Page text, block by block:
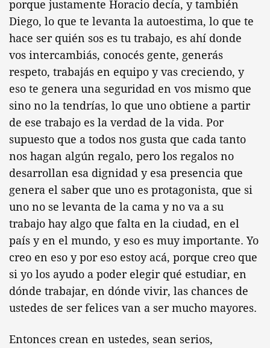
porque justamente Horacio decía, y también
Diego, lo que te levanta la autoestima, lo que te
hace ser quién sos es tu trabajo, es ahí donde
vos intercambiás, conocés gente, generás
respeto, trabajás en equipo y vas creciendo, y
eso te genera una seguridad en vos mismo que
sino no la tendrías, lo que uno obtiene a partir
de ese trabajo es la verdad de la vida. Por
supuesto que a todos nos gusta que cada tanto
nos hagan algún regalo, pero los regalos no
desarrollan esa dignidad y esa presencia que
genera el saber que uno es protagonista, que si
uno no se levanta de la cama y no va a su
trabajo hay algo que falta en la ciudad, en el
país y en el mundo, y eso es muy importante. Yo
creo en eso y por eso estoy acá, porque creo que
si yo los ayudo a poder elegir qué estudiar, en
dónde trabajar, en dónde vivir, las chances de
ustedes de ser felices van a ser mucho mayores.
Entonces crean en ustedes, sean serios,